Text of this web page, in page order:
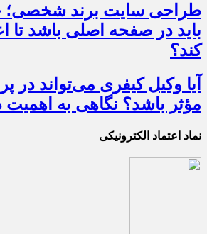
طراحی سایت برند شخصی؛
باید در صفحه اصلی باشد تا
کند؟
آیا وکیل کیفری می‌تواند در
مؤثر باشد؟ نگاهی به اهمیت
نماد اعتماد الکترونیکی